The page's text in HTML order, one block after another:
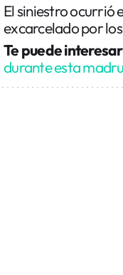
El siniestro ocurrió
excarcelado por
Te puede
durante esta